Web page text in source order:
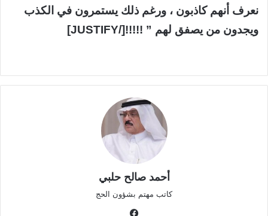
نعرف أنهم كاذبون ، ورغم ذلك يستمرون في الكذب
ويجدون من يصفق لهم ” !!!!![/JUSTIFY]
أحمد صالح حلبي
كاتب مهتم بشؤون الحج